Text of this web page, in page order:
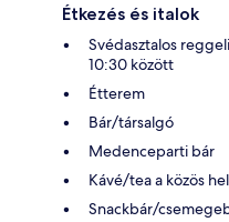
Étkezés és italok
Svédasztalos
10:30 között
Étterem
Bár/társalgó
Medenceparti bár
Kávé/tea a közös
Snackbár/